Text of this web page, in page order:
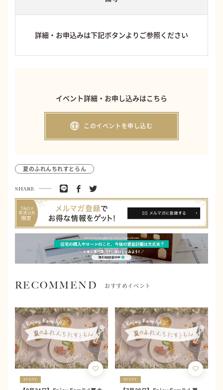
詳細・お申込みは下記ボタンよりご参照ください
イベント詳細・お申し込みはこちら
このイベントを申し込む
夏のふれんちれすとらん
SHARE
RECOMMEND おすすめイベント
EVENT EVENT